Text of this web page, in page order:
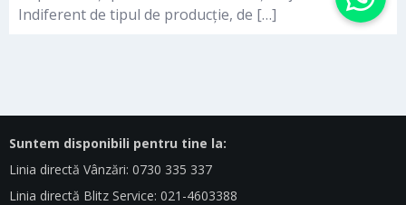
Indiferent de tipul de producție, de […]
Suntem disponibili pentru tine la:
Linia directă Vânzări: 0730 335 337
Linia directă Blitz Service: 021-4603388